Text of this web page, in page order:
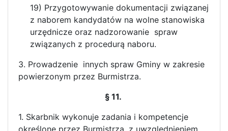
19) Przygotowywanie dokumentacji związanej
z naborem kandydatów na wolne stanowiska
urzędnicze oraz nadzorowanie spraw
związanych z procedurą naboru.
3. Prowadzenie innych spraw Gminy w zakresie
powierzonym przez Burmistrza.
§ 11.
1. Skarbnik wykonuje zadania i kompetencje